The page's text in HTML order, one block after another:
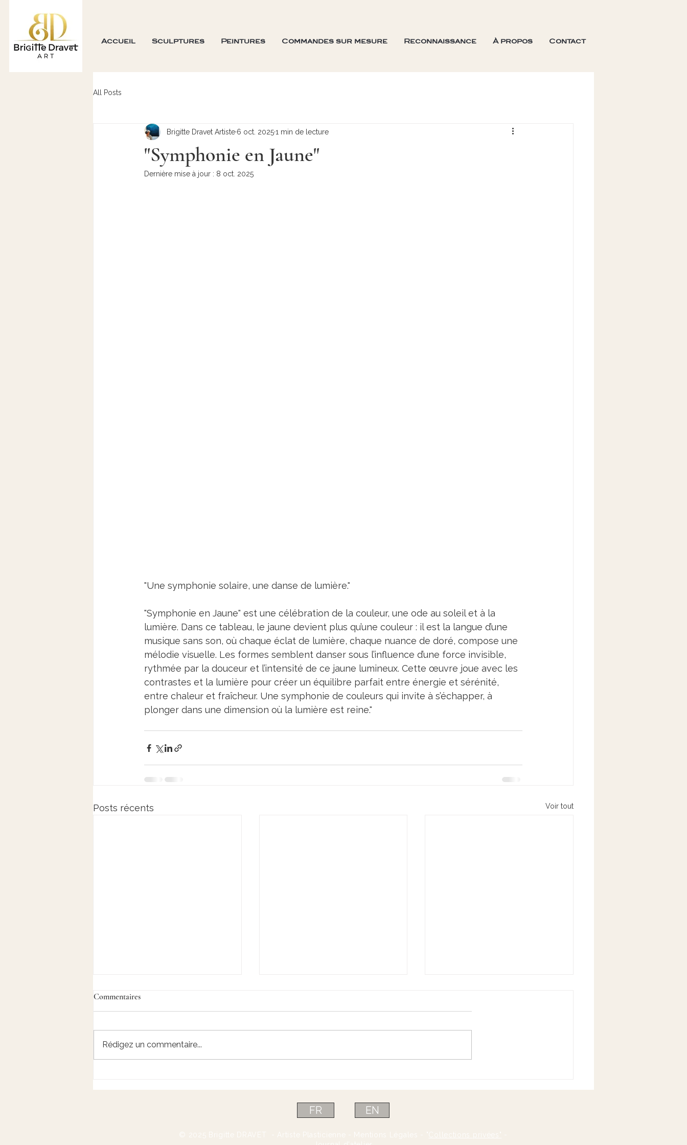
Accueil Sculptures Peintures Commandes sur mesure Reconnaissance À propos Contact
All Posts
"Symphonie en Jaune"
Brigitte Dravet Artiste 6 oct. 20251 min de lecture
Dernière mise à jour : 8 oct. 2025
"Une symphonie solaire, une danse de lumière."
"Symphonie en Jaune" est une célébration de la couleur, une ode au soleil et à la
lumière. Dans ce tableau, le jaune devient plus qu’une couleur : il est la langue d’une
musique sans son, où chaque éclat de lumière, chaque nuance de doré, compose une
mélodie visuelle. Les formes semblent danser sous l’influence d’une force invisible,
rythmée par la douceur et l’intensité de ce jaune lumineux. Cette œuvre joue avec les
contrastes et la lumière pour créer un équilibre parfait entre énergie et sérénité,
entre chaleur et fraîcheur. Une symphonie de couleurs qui invite à s’échapper, à
plonger dans une dimension où la lumière est reine."
Posts récents Voir tout
Commentaires
Rédigez un commentaire...
FR EN